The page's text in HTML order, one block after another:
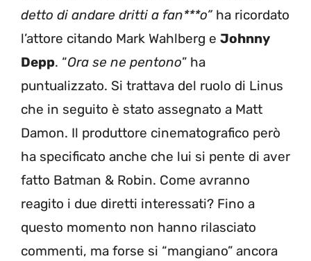
detto di andare dritti a fan***o”ha ricordato
l’attore citando Mark Wahlberg e Johnny
Depp. “Ora se ne pentono” ha
puntualizzato. Si trattava del ruolo di Linus
che in seguito è stato assegnato a Matt
Damon. Il produttore cinematografico però
ha specificato anche che lui si pente di aver
fatto Batman & Robin. Come avranno
reagito i due diretti interessati? Fino a
questo momento non hanno rilasciato
commenti, ma forse si “mangiano” ancora